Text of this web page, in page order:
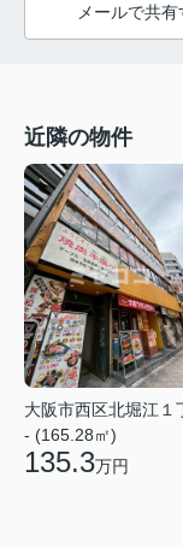
メールで共有
近隣の物件
大阪市西区北堀江１
- (165.28㎡)
135.3万円